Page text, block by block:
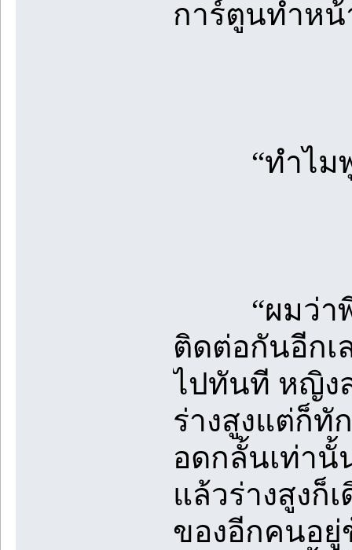
การ์ตูนทำหน้
“ทำไมพูด
“ผมว่าพี่เ
ติดต่อกันอีกเ
ไปทันที หญิง
ร่างสูงแต่ก็ทั
อดกลั้นเท่านั้
แล้วร่างสูงก็
ของอีกคนอยู่